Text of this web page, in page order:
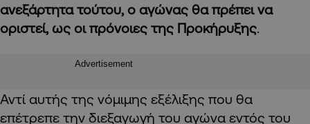
ανεξάρτητα τούτου, ο αγώνας θα πρέπει να
οριστεί, ως οι πρόνοιες της Προκήρυξης
Advertisement
Αντί αυτής της νόμιμης εξέλιξης που θα
επέτρεπε την διεξαγωγή του αγώνα εντός του